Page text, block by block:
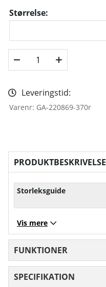
Størrelse:
Leveringstid:
Varenr: GA-220869-370r
PRODUKTBESKRIVELSE
Storleksguide
Vis mere
FUNKTIONER
SPECIFIKATION